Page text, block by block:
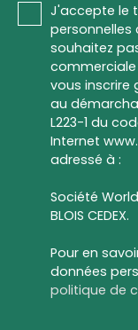
J'accepte le
personnelles
souhaitez
commerciale
vous inscrire
au
L223-1 du
Internet
adressé à :
Société
BLOIS CEDEX.
Pour en
données
politique de